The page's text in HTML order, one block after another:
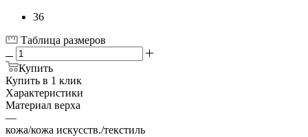
36
Таблица размеров
Купить
Купить в 1 клик
Характеристики
Материал верха
—
кожа/кожа искусств./текстиль